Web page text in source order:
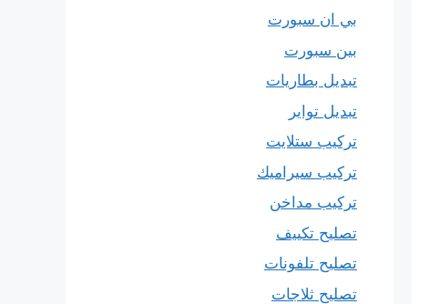
بي ان سبورت
بين سبورت
تبديل بطاريات
تبديل تواير
تركيب ستلايت
تركيب سيراميك
تركيب مداخن
تصليح تكييف
تصليح تلفونات
تصليح ثلاجات